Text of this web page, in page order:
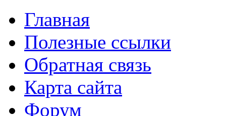
Главная
Полезные ссылки
Обратная связь
Карта сайта
Форум